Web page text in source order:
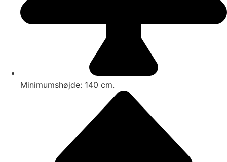
Minimumshøjde: 140 cm.